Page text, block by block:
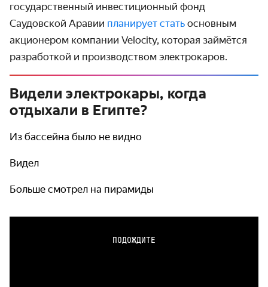
государственный инвестиционный фонд
Саудовской Аравии планирует стать основным
акционером компании Velocity, которая займётся
разработкой и производством электрокаров.
Видели электрокары, когда
отдыхали в Египте?
Из бассейна было не видно
Видел
Больше смотрел на пирамиды
ПОДОЖДИТЕ